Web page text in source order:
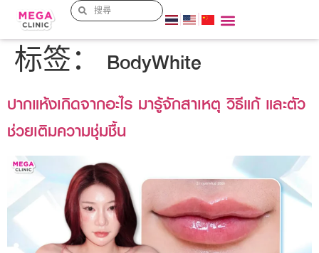
标签： BodyWhite
ปากแห้งเกิดจากอะไร มารู้จักสาเหตุ วิธีแก้ และตัว
ช่วยเติมความชุ่มชื้น